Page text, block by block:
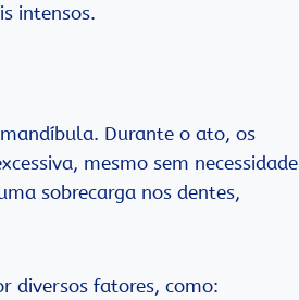
intensos.
Durante o ato, os
mesmo sem necessidade
sobrecarga nos dentes,
diversos fatores, como: